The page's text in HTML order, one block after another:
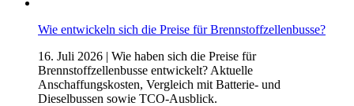
Wie entwickeln sich die Preise für Brennstoffzellenbusse?
16. Juli 2026 | Wie haben sich die Preise für
Brennstoffzellenbusse entwickelt? Aktuelle
Anschaffungskosten, Vergleich mit Batterie- und
Dieselbussen sowie TCO-Ausblick.